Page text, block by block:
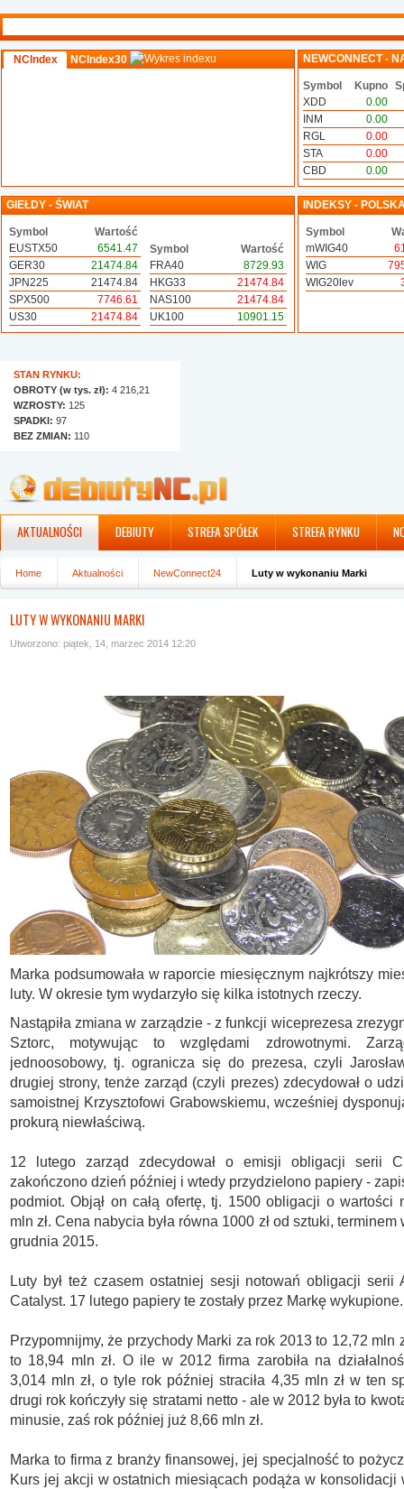
NCIndex NCIndex30 NEWCONNECT -
Symbol Kupno
XDD
0.00
INM
0.00
RGL
0.00
STA
0.00
CBD
0.00
GIEŁDY - ŚWIAT
Symbol
Wartość
EUSTX50
6541.47
GER30
21474.84
JPN225
21474.84
SPX500
7746.61
US30
21474.84
Symbol
Wartość
FRA40
8729.93
HKG33
21474.84
NAS100
21474.84
UK100
10901.15
INDEKSY -
Symbol
mWIG40
WIG
WIG20lev
STAN RYNKU:
OBROTY (w tys. zł): 4 216,21
WZROSTY: 125
SPADKI: 97
BEZ ZMIAN: 110
AKTUALNOŚCI DEBIUTY STREFA SPÓŁEK STREFA RYNKU
Home Aktualności NewConnect24 Luty w wykonaniu Marki
LUTY W WYKONANIU MARKI
Utworzono: piątek, 14, marzec 2014 12:20
Marka podsumowała w raporcie miesięcznym najkrótszy
luty. W okresie tym wydarzyło się kilka istotnych rzeczy.
Nastąpiła zmiana w zarządzie - z funkcji wiceprezesa
Sztorc, motywując to względami zdrowotnymi.
jednoosobowy, tj. ogranicza się do prezesa, czyli
drugiej strony, tenże zarząd (czyli prezes) zdecydował o
samoistnej Krzysztofowi Grabowskiemu, wcześniej
prokurą niewłaściwą.
12 lutego zarząd zdecydował o emisji obligacji serii
zakończono dzień później i wtedy przydzielono papiery -
podmiot. Objął on całą ofertę, tj. 1500 obligacji o wartości
mln zł. Cena nabycia była równa 1000 zł od sztuki,
grudnia 2015.
Luty był też czasem ostatniej sesji notowań obligacji serii
Catalyst. 17 lutego papiery te zostały przez Markę wykupione.
Przypomnijmy, że przychody Marki za rok 2013 to 12,72 mln
to 18,94 mln zł. O ile w 2012 firma zarobiła na
3,014 mln zł, o tyle rok później straciła 4,35 mln zł w ten
drugi rok kończyły się stratami netto - ale w 2012 była to
minusie, zaś rok później już 8,66 mln zł.
Marka to firma z branży finansowej, jej specjalność to
Kurs jej akcji w ostatnich miesiącach podąża w konsolidacji